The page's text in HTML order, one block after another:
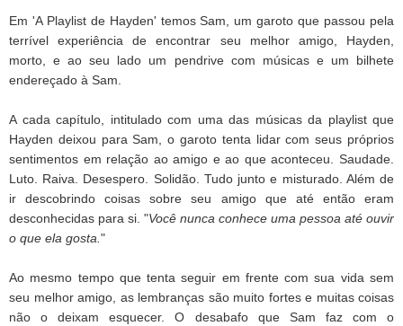
Em 'A Playlist de Hayden' temos Sam, um garoto que passou pela
terrível experiência de encontrar seu melhor amigo, Hayden,
morto, e ao seu lado um pendrive com músicas e um bilhete
endereçado à Sam.
A cada capítulo, intitulado com uma das músicas da playlist que
Hayden deixou para Sam, o garoto tenta lidar com seus próprios
sentimentos em relação ao amigo e ao que aconteceu. Saudade.
Luto. Raiva. Desespero. Solidão. Tudo junto e misturado. Além de
ir descobrindo coisas sobre seu amigo que até então eram
desconhecidas para si. "Você nunca conhece uma pessoa até ouvir
o que ela gosta. "
Ao mesmo tempo que tenta seguir em frente com sua vida sem
seu melhor amigo, as lembranças são muito fortes e muitas coisas
não o deixam esquecer. O desabafo que Sam faz com o